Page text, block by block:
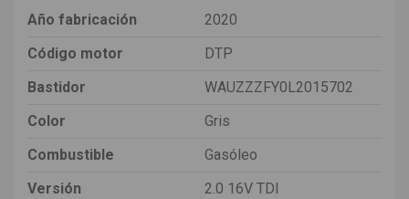
Año fabricación
2020
Código motor
DTP
Bastidor
WAUZZZFY0L2015702
Color
Gris
Combustible
Gasóleo
Versión
2.0 16V TDI